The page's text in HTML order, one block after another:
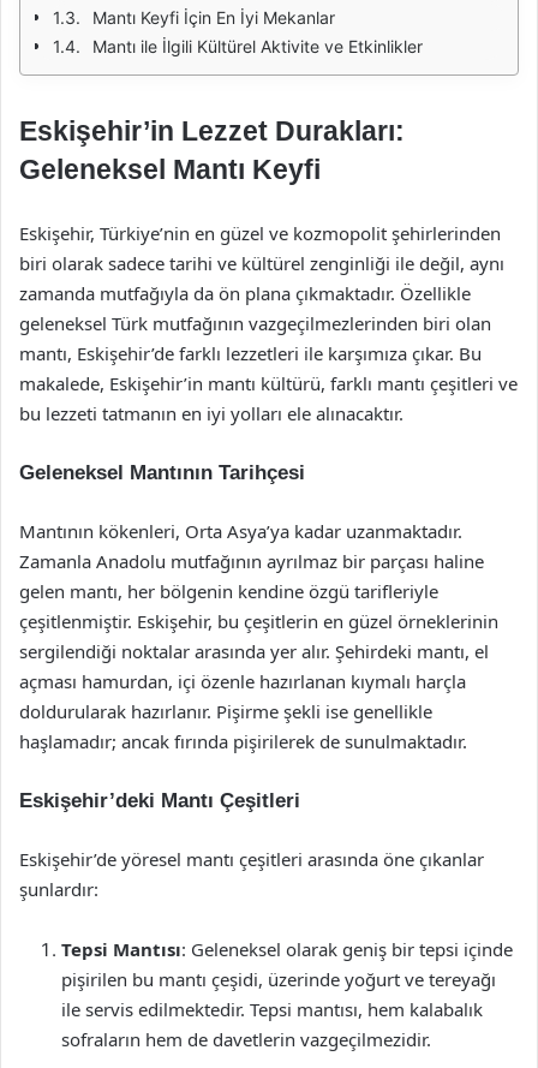
Mantı Keyfi İçin En İyi Mekanlar
Mantı ile İlgili Kültürel Aktivite ve Etkinlikler
Eskişehir’in Lezzet Durakları:
Geleneksel Mantı Keyfi
Eskişehir, Türkiye’nin en güzel ve kozmopolit şehirlerinden
biri olarak sadece tarihi ve kültürel zenginliği ile değil, aynı
zamanda mutfağıyla da ön plana çıkmaktadır. Özellikle
geleneksel Türk mutfağının vazgeçilmezlerinden biri olan
mantı, Eskişehir’de farklı lezzetleri ile karşımıza çıkar. Bu
makalede, Eskişehir’in mantı kültürü, farklı mantı çeşitleri ve
bu lezzeti tatmanın en iyi yolları ele alınacaktır.
Geleneksel Mantının Tarihçesi
Mantının kökenleri, Orta Asya’ya kadar uzanmaktadır.
Zamanla Anadolu mutfağının ayrılmaz bir parçası haline
gelen mantı, her bölgenin kendine özgü tarifleriyle
çeşitlenmiştir. Eskişehir, bu çeşitlerin en güzel örneklerinin
sergilendiği noktalar arasında yer alır. Şehirdeki mantı, el
açması hamurdan, içi özenle hazırlanan kıymalı harçla
doldurularak hazırlanır. Pişirme şekli ise genellikle
haşlamadır; ancak fırında pişirilerek de sunulmaktadır.
Eskişehir’deki Mantı Çeşitleri
Eskişehir’de yöresel mantı çeşitleri arasında öne çıkanlar
şunlardır:
Tepsi Mantısı: Geleneksel olarak geniş bir tepsi içinde
pişirilen bu mantı çeşidi, üzerinde yoğurt ve tereyağı
ile servis edilmektedir. Tepsi mantısı, hem kalabalık
sofraların hem de davetlerin vazgeçilmezidir.